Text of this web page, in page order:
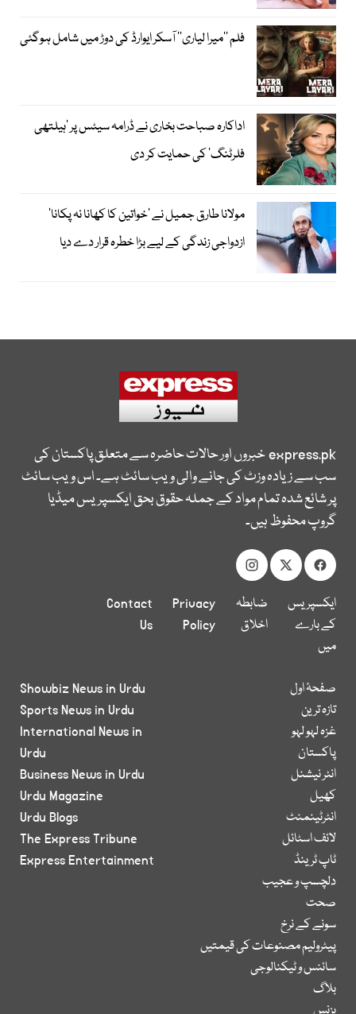
فلم ’’میرا لیاری‘‘ آسکر ایوارڈ کی دوڑ میں شامل ہوگئی
اداکارہ صباحت بخاری نے ڈرامہ سیٹس پر ’ہیلتھی
فلرٹنگ‘ کی حمایت کر دی
مولانا طارق جمیل نے ’خواتین کا کھانا نہ پکانا‘
ازدواجی زندگی کے لیے بڑا خطرہ قرار دے دیا
express.pkخبروں اور حالات حاضرہ سے متعلق پاکستان کی
سب سے زیادہ وزٹ کی جانے والی ویب سائٹ ہے۔ اس ویب سائٹ
پر شائع شدہ تمام مواد کے جملہ حقوق بحق ایکسپریس میڈیا
گروپ محفوظ ہیں۔
ایکسپریس
کے بارے
میں
ضابطہ
اخلاق
Privacy
Policy
Contact
Us
صفحۂ اول
تازہ ترین
غزہ لہو لہو
پاکستان
انٹر نیشنل
کھیل
انٹرٹینمنٹ
لائف اسٹائل
ٹاپ ٹرینڈ
دلچسپ و عجیب
صحت
سونے کے نرخ
پیٹرولیم مصنوعات کی قیمتیں
سائنس و ٹیکنالوجی
بلاگ
Showbiz News in Urdu
Sports News in Urdu
International News in
Urdu
Business News in Urdu
Urdu Magazine
Urdu Blogs
The Express Tribune
Express Entertainment